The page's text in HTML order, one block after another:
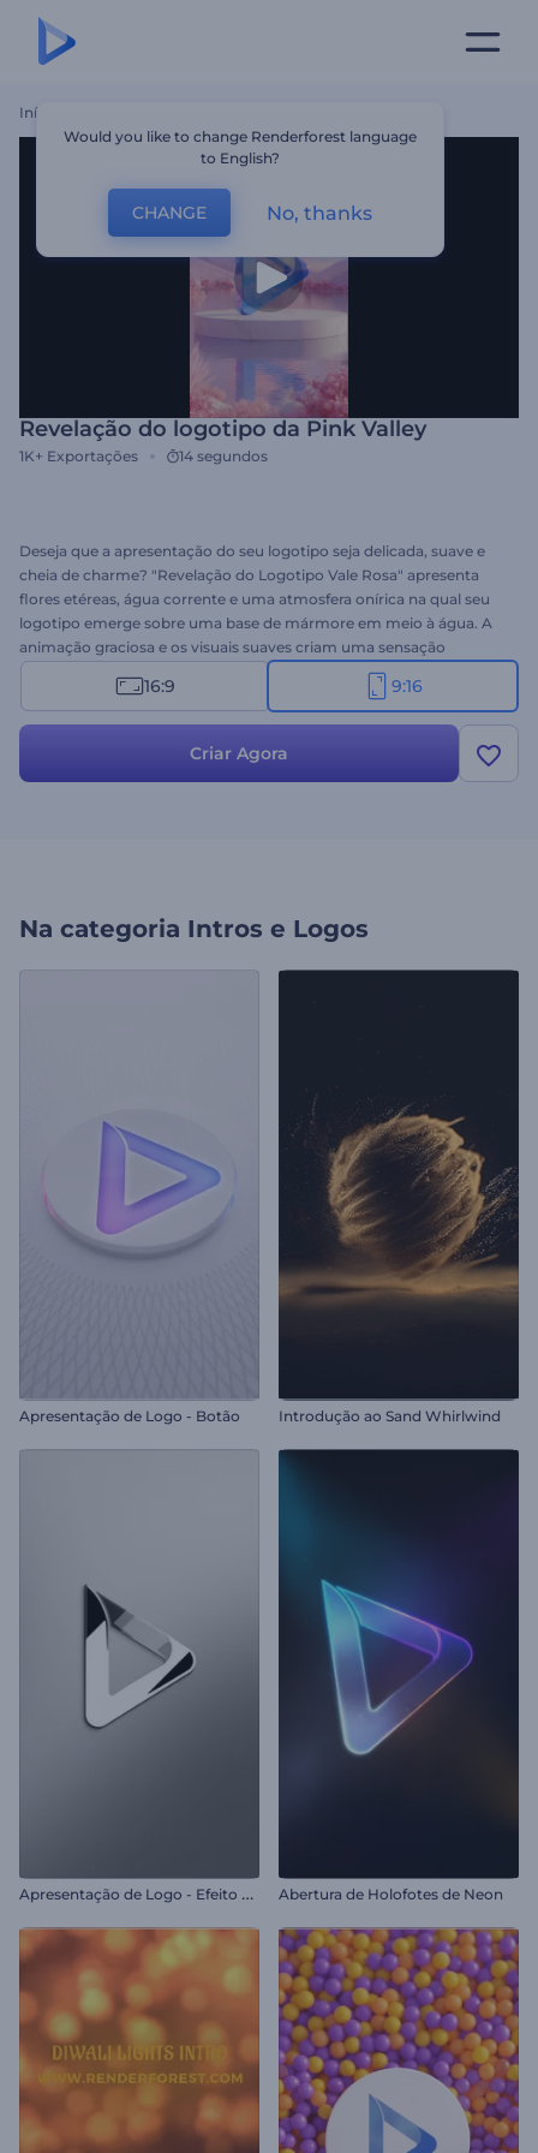
Início
Revelação do logotipo da Pink Valley
1K+ Exportações 14 segundos
Deseja que a apresentação do seu logotipo seja delicada, suave e
cheia de charme? "Revelação do Logotipo Vale Rosa" apresenta
flores etéreas, água corrente e uma atmosfera onírica na qual seu
logotipo emerge sobre uma base de mármore em meio à água. A
animação graciosa e os visuais suaves criam uma sensação
relaxante em toda a cena. Perfeito para apresentações de marca
sofisticadas e serenas. Personalize em minutos adicionando seu
16:9 9:16
Criar Agora
Na categoria Intros e Logos
Apresentação de Logo - Botão Introdução ao Sand Whirlwind
A
presentação de Logo - Efeito Plástico Abertura de Holofotes de Neon
Would you like to change Renderforest language
to English?
CHANGE No, thanks